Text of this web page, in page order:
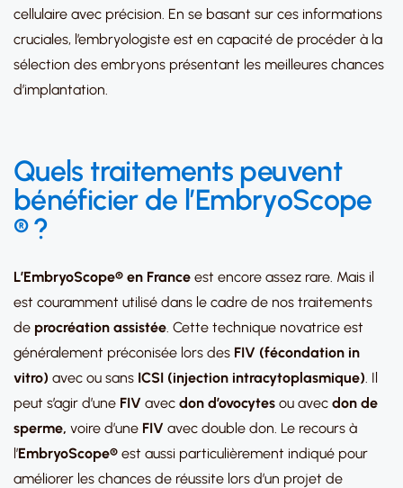
cellulaire avec précision. En se basant sur ces informations
cruciales, l’embryologiste est en capacité de procéder à la
sélection des embryons présentant les meilleures chances
d’implantation.
Quels traitements peuvent
bénéficier de l’EmbryoScope
®?
L’EmbryoScope® en France est encore assez rare. Mais il
est couramment utilisé dans le cadre de nos traitements
de procréation assistée. Cette technique novatrice est
généralement préconisée lors des FIV (fécondation in
vitro) avec ou sans ICSI (injection intracytoplasmique). Il
peut s’agir d’une FIV avec don d’ovocytes ou avec don de
sperme, voire d’une FIV avec double don. Le recours à
l’EmbryoScope® est aussi particulièrement indiqué pour
améliorer les chances de réussite lors d’un projet de